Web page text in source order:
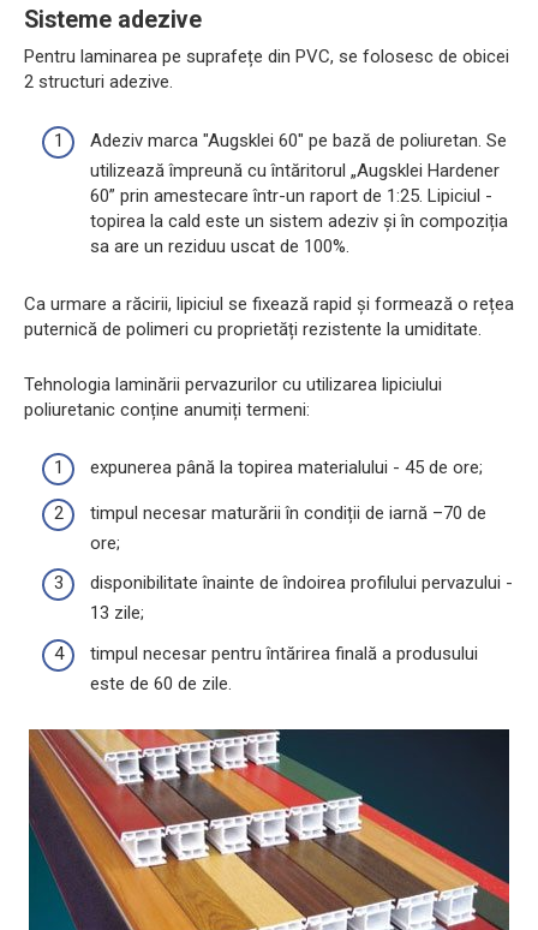
Sisteme adezive
Pentru laminarea pe suprafețe din PVC, se folosesc de obicei
2 structuri adezive.
Adeziv marca "Augsklei 60" pe bază de poliuretan. Se
utilizează împreună cu întăritorul „Augsklei Hardener
60” prin amestecare într-un raport de 1:25. Lipiciul -
topirea la cald este un sistem adeziv și în compoziția
sa are un reziduu uscat de 100%.
Ca urmare a răcirii, lipiciul se fixează rapid și formează o rețea
puternică de polimeri cu proprietăți rezistente la umiditate.
Tehnologia laminării pervazurilor cu utilizarea lipiciului
poliuretanic conține anumiți termeni:
expunerea până la topirea materialului - 45 de ore;
timpul necesar maturării în condiții de iarnă –70 de
ore;
disponibilitate înainte de îndoirea profilului pervazului -
13 zile;
timpul necesar pentru întărirea finală a produsului
este de 60 de zile.